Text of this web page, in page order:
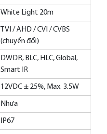
White Light 20m
TVI / AHD / CVI / CVBS
(chuyển đổi)
DWDR, BLC, HLC, Global,
Smart IR
12VDC ± 25%, Max. 3.5W
Nhựa
IP67